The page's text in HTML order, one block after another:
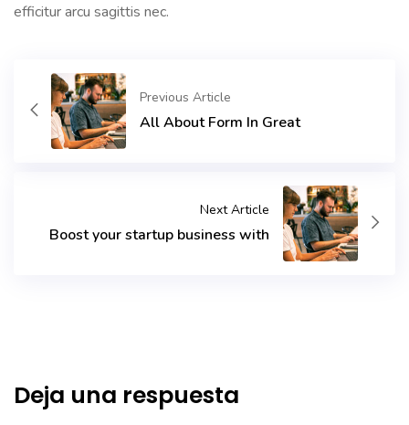
efficitur arcu sagittis nec.
Previous Article
All About Form In Great
Next Article
Boost your startup business with
Deja una respuesta